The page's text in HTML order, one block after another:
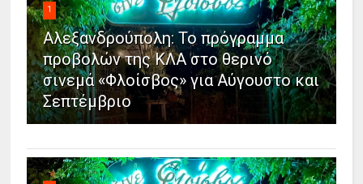
1
Αλεξανδρούπολη: Το πρόγραμμα
προβολών της ΚΛΑ στο θερινό
σινεμά «Φλοίσβος» για Αύγουστο και
Σεπτέμβριο